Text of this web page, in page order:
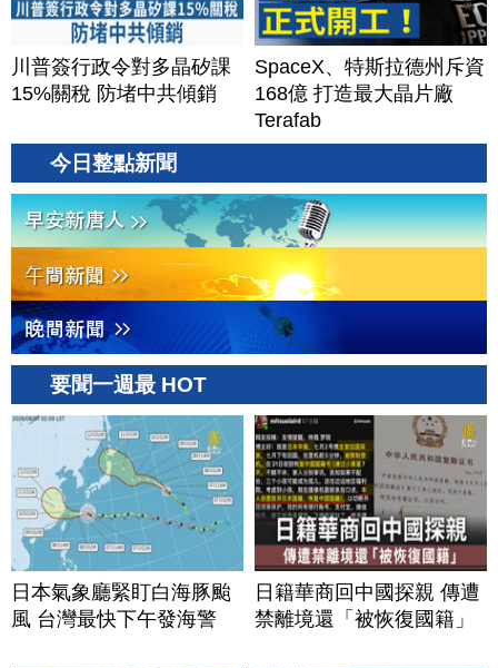
川普簽行政令對多晶矽課
15%關稅 防堵中共傾銷
SpaceX、特斯拉德州斥資
168億 打造最大晶片廠
Terafab
今日整點新聞
要聞一週最 HOT
日本氣象廳緊盯白海豚颱
風 台灣最快下午發海警
日籍華商回中國探親 傳遭
禁離境還「被恢復國籍」